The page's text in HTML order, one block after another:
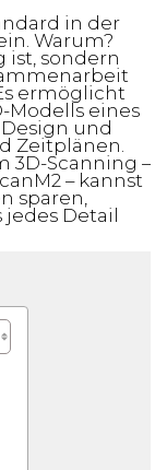
in der
Warum?
ist, sondern
ermöglicht
Modells eines
und
Zeitplänen.
3D-Scanning –
– kannst
sparen,
jedes Detail